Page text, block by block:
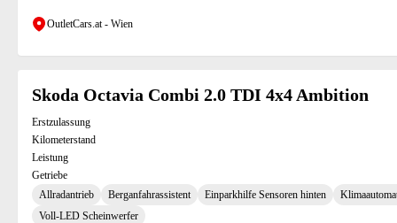
OutletCars.at - Wien
Skoda Octavia Combi 2.0 TDI 4x4 Ambition
Erstzulassung
Kilometerstand
Leistung
Getriebe
Allradantrieb
Berganfahrassistent Einparkhilfe Sensoren hinten
Voll-LED Scheinwerfer